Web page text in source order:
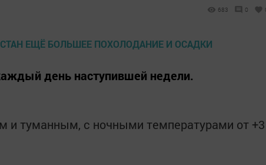
683 0
день наступившей недели.
и туманным, с ночными температурами от +3